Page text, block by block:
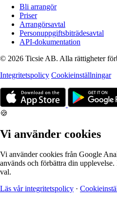
Bli arrangör
Priser
Arrangörsavtal
Personuppgiftsbiträdesavtal
API-dokumentation
© 2026 Ticsie AB. Alla rättigheter
Integritetspolicy Cookieinställningar
🍪
Vi använder cookies
Vi använder cookies från Google
används och förbättra din
val.
Läs vår integritetspolicy ·